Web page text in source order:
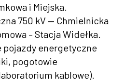
i Miejska.
750 kV — Chmielnicka
– Stacja Widełka.
pojazdy energetyczne
pogotowie
kablowe).